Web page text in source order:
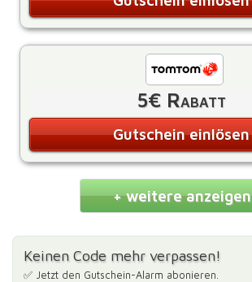
5€ Rabatt
Gutschein einlösen
+ weitere anzeigen
Keinen Code mehr verpassen!
✅ Jetzt den Gutschein-Alarm abonieren.